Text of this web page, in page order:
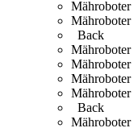
Mähroboter
Mähroboter
Back
Mähroboter
Mähroboter
Mähroboter
Mähroboter
Back